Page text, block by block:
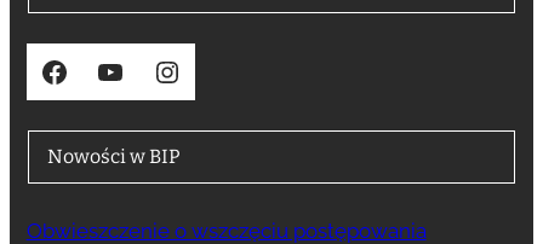
Facebook YouTube Instagram
Nowości w BIP
Obwieszczenie o wszczęciu postępowania